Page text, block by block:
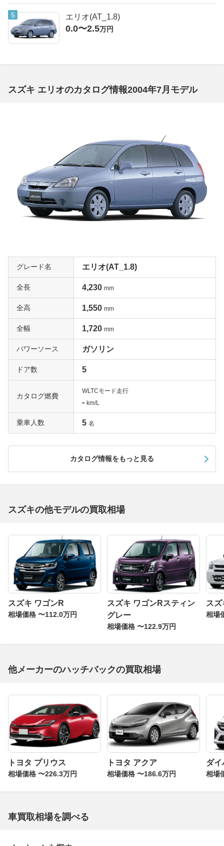
エリオ(AT_1.8)
0.0〜2.5万円
スズキ エリオのカタログ情報2004年7月モデル
グレード名 エリオ(AT_1.8)
全長 4,230 mm
全高 1,550 mm
全幅 1,720 mm
パワーソース ガソリン
ドア数 5
カタログ燃費
WLTCモード走行
- km/L
乗車人数 5 名
カタログ情報をもっと見る
スズキの他モデルの買取相場
スズキ ワゴンR
相場価格 〜112.0万円
スズキ ワゴンRスティン
グレー
相場価格 〜122.9万円
ス
相場
他メーカーのハッチバックの買取相場
トヨタ プリウス
相場価格 〜226.3万円
トヨタ アクア
相場価格 〜186.6万円
ダイ
相場
車買取相場を調べる